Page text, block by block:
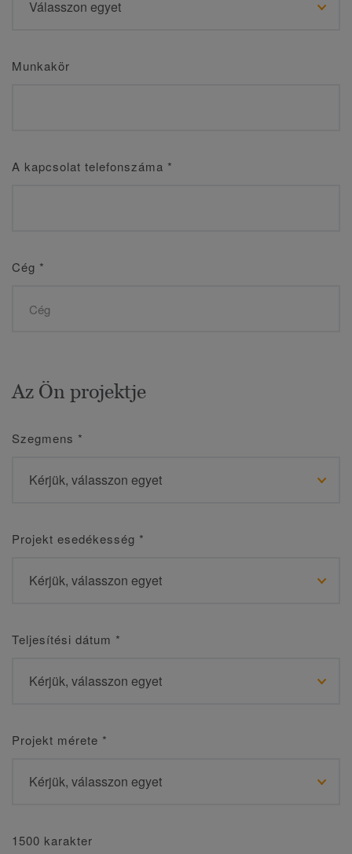
Munkakör
A kapcsolat telefonszáma *
Cég *
Az Ön projektje
Szegmens *
Projekt esedékesség *
Teljesítési dátum *
Projekt mérete *
1500 karakter